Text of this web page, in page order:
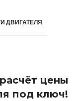
ДВИГАТЕЛЯ
цены
под ключ!